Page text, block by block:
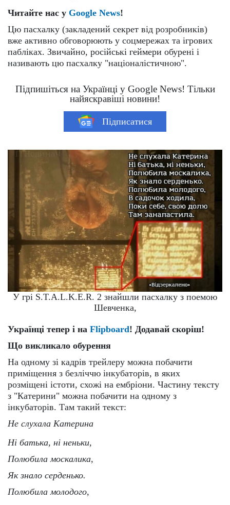
Читайте нас у Google News!
Цю пасхалку (закладений секрет від розробників)
вже активно обговорюють у соцмережах та ігрових
пабліках. Звичайно, російські геймери обурені і
називають цю пасхалку "націоналістичною".
Підпишіться на Українці у Google News! Тільки
найяскравіші новини!
Підписатися
У грі S.T.A.L.K.E.R. 2 знайшли пасхалку з поемою
Шевченка,
Українці тепер і на Flipboard! Додавай скоріш!
Що викликало обурення
На одному зі кадрів трейлеру можна побачити
приміщення з безліччю інкубаторів, в яких
розміщені істоти, схожі на ембріони. Частину тексту
з "Катерини" можна побачити на одному з
інкубаторів. Там такий текст:
Не слухала Катерина
Ні батька, ні неньки,
Полюбила москалика,
Як знало серденько.
Полюбила молодого,